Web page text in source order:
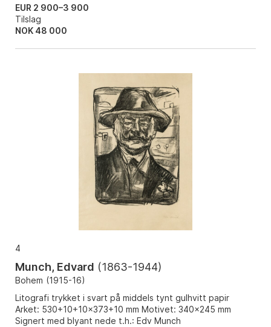
EUR 2 900–3 900
Tilslag
NOK 48 000
4
Munch, Edvard (1863-1944)
Bohem (1915-16)
Litografi trykket i svart på middels tynt gulhvitt papir
Arket: 530+10+10x373+10 mm Motivet: 340x245 mm
Signert med blyant nede t.h.: Edv Munch